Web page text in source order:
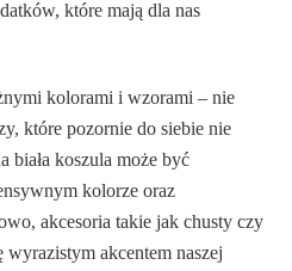
które mają dla nas
kolorami i wzorami – nie
które pozornie do siebie nie
biała koszula może być
kolorze oraz
akcesoria takie jak chusty czy
akcentem naszej